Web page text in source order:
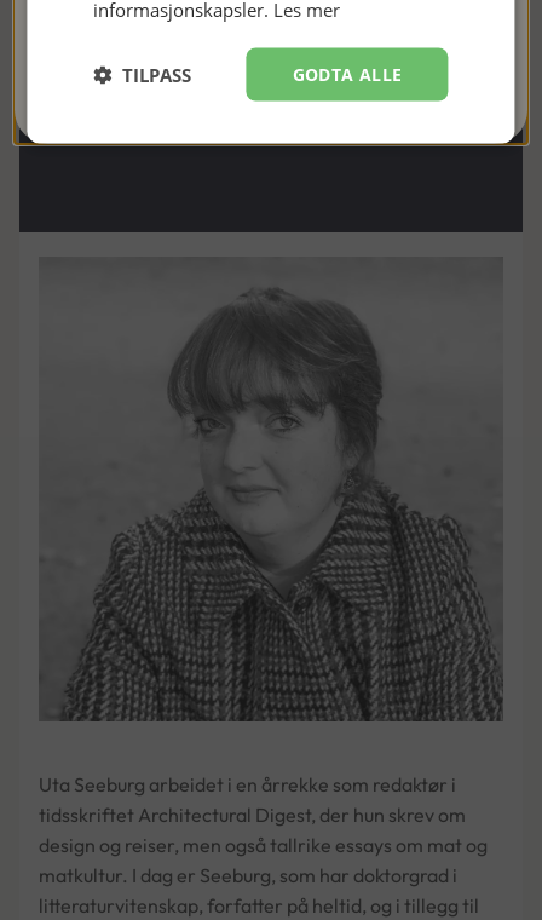
Uta Seeburg arbeidet i en årrekke som redaktør i
tidsskriftet Architectural Digest, der hun skrev om
design og reiser, men også tallrike essays om mat og
matkultur. I dag er Seeburg, som har doktorgrad i
litteraturvitenskap, forfatter på heltid, og i tillegg til
JEG ER MED!
Nei takk, kanskje senere
informasjonskapsler. Les mer
GODTA ALLE
TILPASS